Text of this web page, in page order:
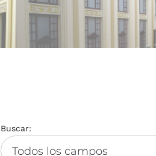
Buscar:
Todos los campos